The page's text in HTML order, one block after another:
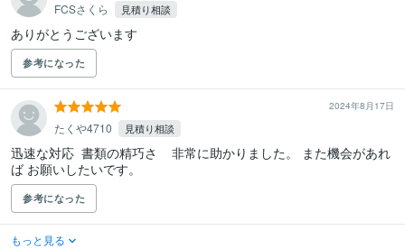
FCSさくら 見積り相談
ありがとうございます
参考になった
2024年8月17日
たくや4710 見積り相談
迅速な対応  書類の精巧さ    非常に助かりました。 また機会があれ
ば お願いしたいです。
参考になった
もっと見る